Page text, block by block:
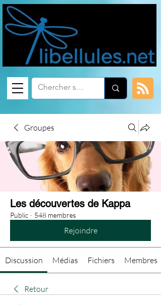
Groupes
Les découvertes de Kappa
Public · 548 membres
Rejoindre
Discussion Médias Fichiers Membres
Retour